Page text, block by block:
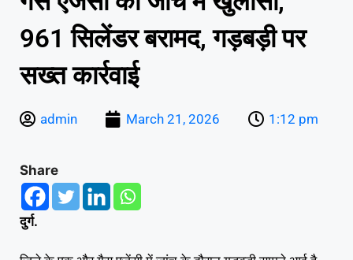
961 सिलेंडर बरामद, गड़बड़ी पर
सख्त कार्रवाई
admin March 21, 2026 1:12 pm
Share
दुर्ग.